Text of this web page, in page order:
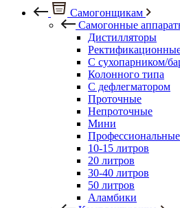
Самогонщикам
Самогонные
Дистилляторы
С сухопарником/
Колонного типа
С дефлегматором
Проточные
Непроточные
Мини
Профессиональные
10-15 литров
20 литров
30-40 литров
50 литров
Аламбики